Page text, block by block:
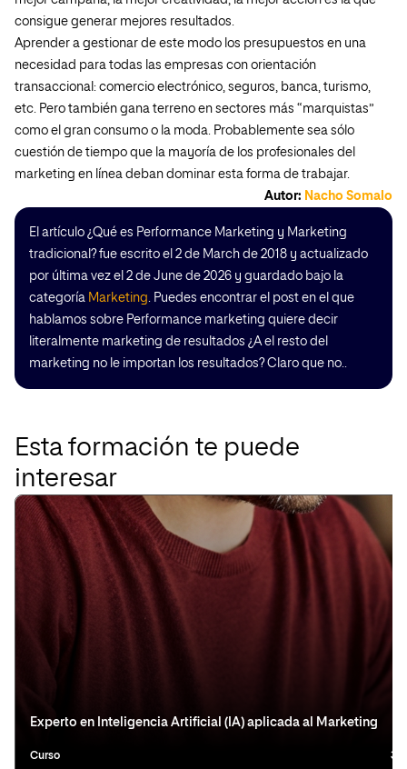
consigue generar mejores resultados.
Aprender a gestionar de este modo los presupuestos en una
necesidad para todas las empresas con orientación
transaccional: comercio electrónico, seguros, banca, turismo,
etc. Pero también gana terreno en sectores más “marquistas”
como el gran consumo o la moda. Probablemente sea sólo
cuestión de tiempo que la mayoría de los profesionales del
marketing en línea deban dominar esta forma de trabajar.
Autor: Nacho Somalo
El artículo ¿Qué es Performance Marketing y Marketing
tradicional? fue escrito el 2 de March de 2018 y actualizado
por última vez el 2 de June de 2026 y guardado bajo la
categoría Marketing. Puedes encontrar el post en el que
hablamos sobre Performance marketing quiere decir
literalmente marketing de resultados ¿A el resto del
marketing no le importan los resultados? Claro que no..
Esta formación te puede
interesar
Experto en Inteligencia Artificial (IA) aplicada al Marketing
Curso 3